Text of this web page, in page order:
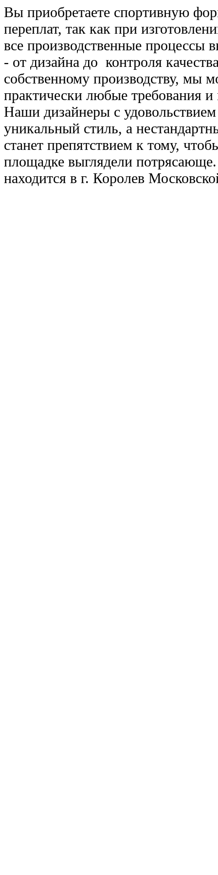
Вы приобретаете спортивную
переплат, так как при
все производственные процессы
- от дизайна до контроля
собственному производству, мы
практически любые требования
Наши дизайнеры с удовольствием
уникальный стиль, а
станет препятствием к тому,
площадке выглядели
находится в г. Королев